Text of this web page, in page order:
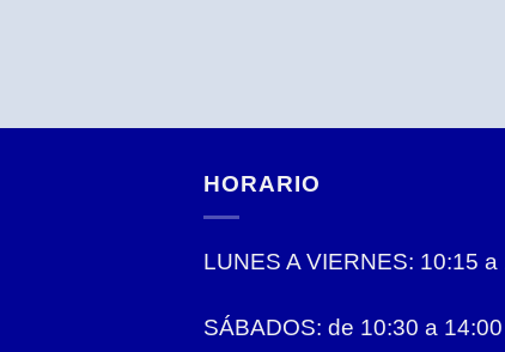
HORARIO
LUNES A VIERNES: 10:15
SÁBADOS: de 10:30 a 14:00